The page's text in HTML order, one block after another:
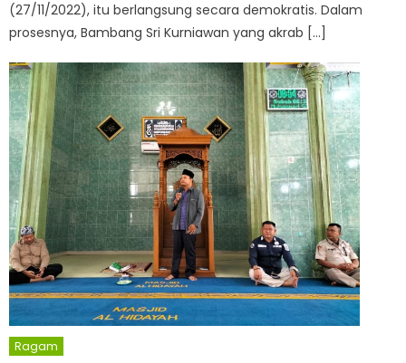
(27/11/2022), itu berlangsung secara demokratis. Dalam
prosesnya, Bambang Sri Kurniawan yang akrab […]
Ragam